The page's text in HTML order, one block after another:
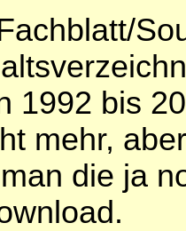
1992 bis
mehr,
die ja